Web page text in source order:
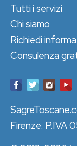
Tutti i servizi
Chi siamo
Richiedi
Consulenza
Firenze. P.IVA